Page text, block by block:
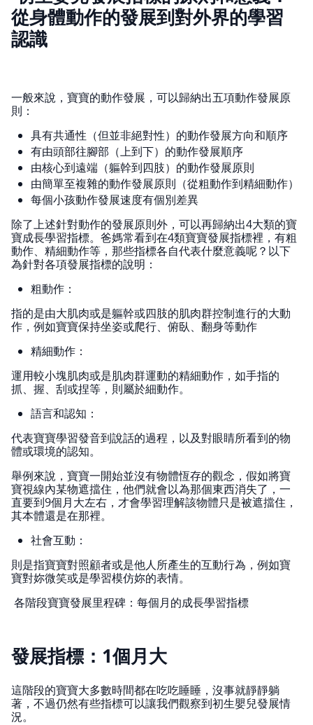
從身體動作的發展到對外界的學習
認識
一般來說，寶寶的動作發展，可以歸納出五項動作發展原
則：
具有共通性（但並非絕對性）的動作發展方向和順序
有由頭部往腳部（上到下）的動作發展順序
由核心到遠端（軀幹到四肢）的動作發展原則
由簡單至複雜的動作發展原則（從粗動作到精細動作）
每個小孩動作發展速度有個別差異
除了上述針對動作的發展原則外，可以再歸納出4大類的寶
寶成長學習指標。爸媽常看到在4類寶寶發展指標裡，有粗
動作、精細動作等，那些指標各自代表什麼意義呢？以下
為針對各項發展指標的說明：
粗動作：
指的是由大肌肉或是軀幹或四肢的肌肉群控制進行的大動
作，例如寶寶保持坐姿或爬行、俯臥、翻身等動作
精細動作：
運用較小塊肌肉或是肌肉群運動的精細動作，如手指的
抓、握、刮或捏等，則屬於細動作。
語言和認知：
代表寶寶學習發音到說話的過程，以及對眼睛所看到的物
體或環境的認知。
舉例來說，寶寶一開始並沒有物體恆存的觀念，假如將寶
寶視線內某物遮擋住，他們就會以為那個東西消失了，一
直要到9個月大左右，才會學習理解該物體只是被遮擋住，
其本體還是在那裡。
社會互動：
則是指寶寶對照顧者或是他人所產生的互動行為，例如寶
寶對妳微笑或是學習模仿妳的表情。
各階段寶寶發展里程碑：每個月的成長學習指標
發展指標：1個月大
這階段的寶寶大多數時間都在吃吃睡睡，沒事就靜靜躺
著，不過仍然有些指標可以讓我們觀察到初生嬰兒發展情
況。